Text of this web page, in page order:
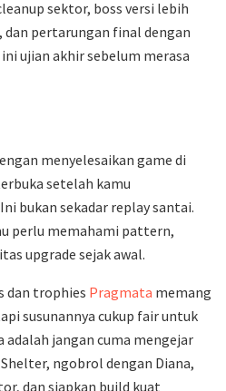
sektor, boss versi lebih
dan pertarungan final dengan
ujian akhir sebelum merasa
menyelesaikan game di
setelah kamu
bukan sekadar replay santai.
perlu memahami pattern,
upgrade sejak awal.
dan trophies Pragmata memang
susunannya cukup fair untuk
adalah jangan cuma mengejar
ngobrol dengan Diana,
dan siapkan build kuat